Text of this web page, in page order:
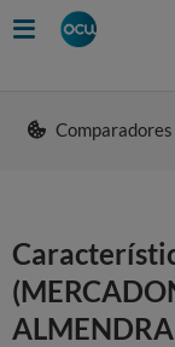
Comparadores